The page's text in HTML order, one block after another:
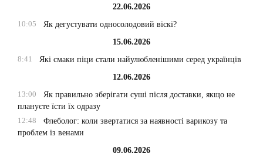
22.06.2026
10:05
Як дегустувати односолодовий віскі?
15.06.2026
8:41
Які смаки піци стали найулюбленішими серед українців
12.06.2026
13:00
Як правильно зберігати суші після доставки, якщо не
плануєте їсти їх одразу
12:48
Флеболог: коли звертатися за наявності варикозу та
проблем із венами
09.06.2026